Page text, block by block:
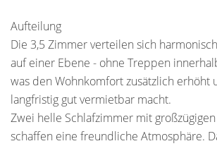
Aufteilung
Die 3,5 Zimmer verteilen sich
auf einer Ebene - ohne Treppen
was den Wohnkomfort zusätzlich erhöht
langfristig gut vermietbar macht.
Zwei helle Schlafzimmer mit
schaffen eine freundliche Atmosphäre.